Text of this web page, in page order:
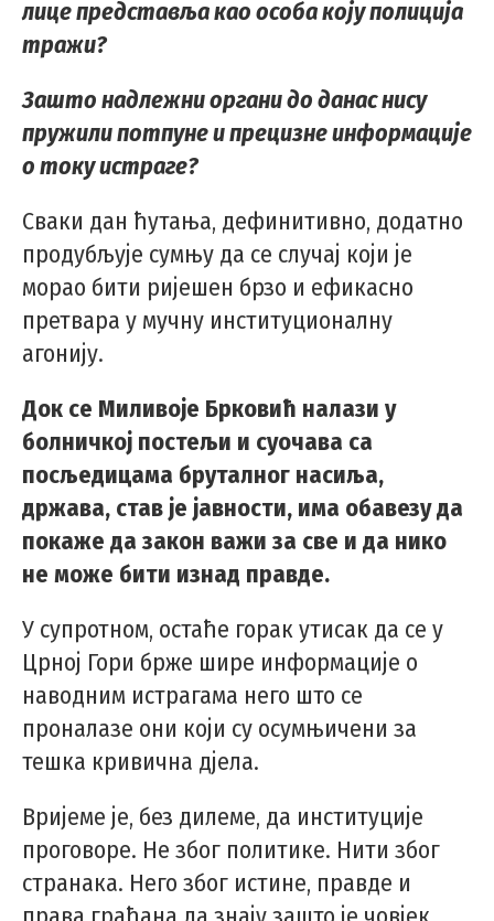
лице представља као особа коју полиција
тражи?
Зашто надлежни органи до данас нису
пружили потпуне и прецизне информације
о току истраге?
Сваки дан ћутања, дефинитивно, додатно
продубљује сумњу да се случај који је
морао бити ријешен брзо и ефикасно
претвара у мучну институционалну
агонију.
Док се Миливоје Брковић налази у
болничкој постељи и суочава са
посљедицама бруталног насиља,
држава, став је јавности, има обавезу да
покаже да закон важи за све и да нико
не може бити изнад правде.
У супротном, остаће горак утисак да се у
Црној Гори брже шире информације о
наводним истрагама него што се
проналазе они који су осумњичени за
тешка кривична дјела.
Вријеме је, без дилеме, да институције
проговоре. Не због политике. Нити због
странака. Него због истине, правде и